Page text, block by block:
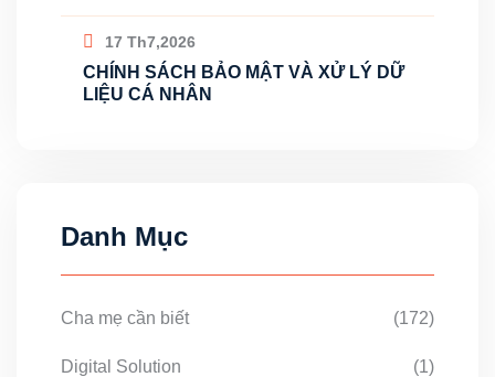
17 Th7,2026
CHÍNH SÁCH BẢO MẬT VÀ XỬ LÝ DỮ
LIỆU CÁ NHÂN
Danh Mục
Cha mẹ cần biết (172)
Digital Solution (1)